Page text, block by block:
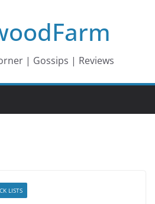
| Gossips | Reviews
LISTS